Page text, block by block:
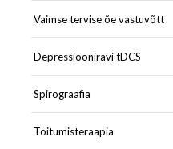
Vaimse tervise õe vastuvõtt
Depressiooniravi tDCS
Spirograafia
Toitumisteraapia